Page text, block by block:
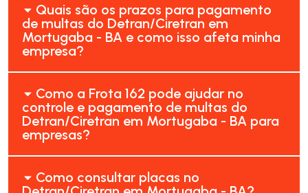
Quais são os prazos para pagamento
de multas do Detran/Ciretran em
Mortugaba - BA e como isso afeta minha
empresa?
Como a Frota 162 pode ajudar no
controle e pagamento de multas do
Detran/Ciretran em Mortugaba - BA para
empresas?
Como consultar placas no